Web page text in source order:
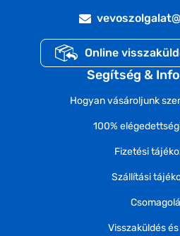
Online
Segítség &
Hogyan vásároljunk
100%
Fizetési
Szállítási
Visszaküldés